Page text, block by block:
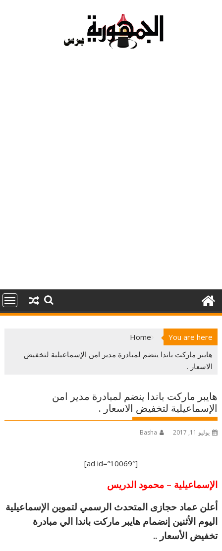
You are here
Home
هايبر ماركت باندا ينضم لمبادرة مدير امن الإسماعيلية لتخفيض
الاسعار .
هايبر ماركت باندا ينضم لمبادرة مدير امن
الإسماعيلية لتخفيض الاسعار .
يوليو 11, 2017 Basha
[ad id=”10069″]
الإسماعيلية – محمود الدريس
أعلن عماد حجازى المتحدث الرسمي لتموين الإسماعيلية
اليوم الأثنين إنضمام هايبر ماركت باندا الي مبادرة
تخفيض الأسعار ..